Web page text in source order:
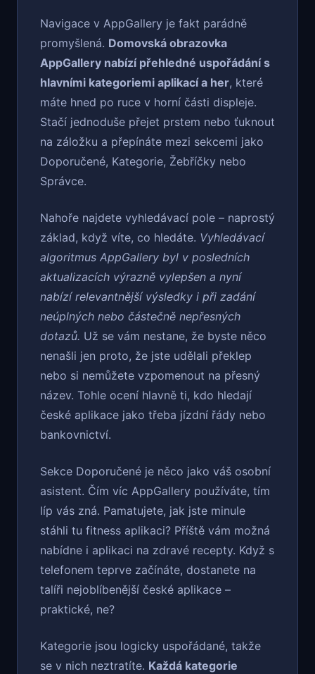
Navigace v AppGallery je fakt parádně
promyšlená. Domovská obrazovka
AppGallery nabízí přehledné uspořádání s
hlavními kategoriemi aplikací a her, které
máte hned po ruce v horní části displeje.
Stačí jednoduše přejet prstem nebo ťuknout
na záložku a přepínáte mezi sekcemi jako
Doporučené, Kategorie, Žebříčky nebo
Správce.
Nahoře najdete vyhledávací pole – naprostý
základ, když víte, co hledáte. Vyhledávací
algoritmus AppGallery byl v posledních
aktualizacích výrazně vylepšen a nyní
nabízí relevantnější výsledky i při zadání
neúplných nebo částečně nepřesných
dotazů. Už se vám nestane, že byste něco
nenašli jen proto, že jste udělali překlep
nebo si nemůžete vzpomenout na přesný
název. Tohle ocení hlavně ti, kdo hledají
české aplikace jako třeba jízdní řády nebo
bankovnictví.
Sekce Doporučené je něco jako váš osobní
asistent. Čím víc AppGallery používáte, tím
líp vás zná. Pamatujete, jak jste minule
stáhli tu fitness aplikaci? Příště vám možná
nabídne i aplikaci na zdravé recepty. Když s
telefonem teprve začínáte, dostanete na
talíři nejoblíbenější české aplikace –
praktické, ne?
Kategorie jsou logicky uspořádané, takže
se v nich neztratíte. Každá kategorie